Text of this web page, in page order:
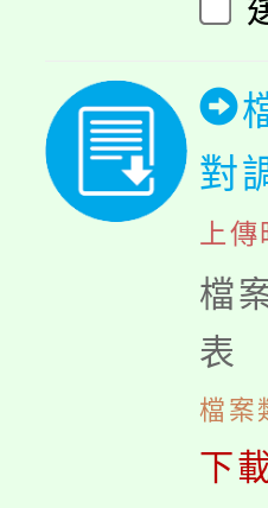
對
上
檔
表
檔案
下